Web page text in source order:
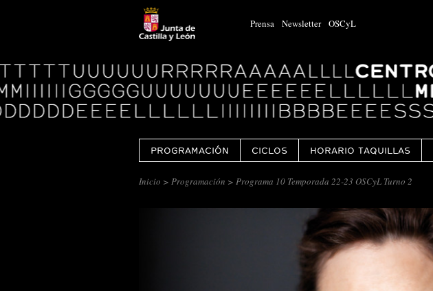
Prensa Newsletter OSCyL
Logo
Centro
Cultural
Miguel
Delibes
PROGRAMACIÓN CICLOS HORARIO TAQUILLAS
Inicio > Programación > Programa 10 Temporada 22-23 OSCyL Turno 2